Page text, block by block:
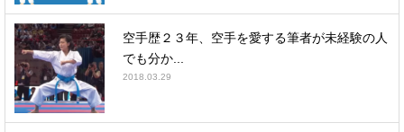
空手歴２３年、空手を愛する筆者が未経験の人
でも分か...
2018.03.29